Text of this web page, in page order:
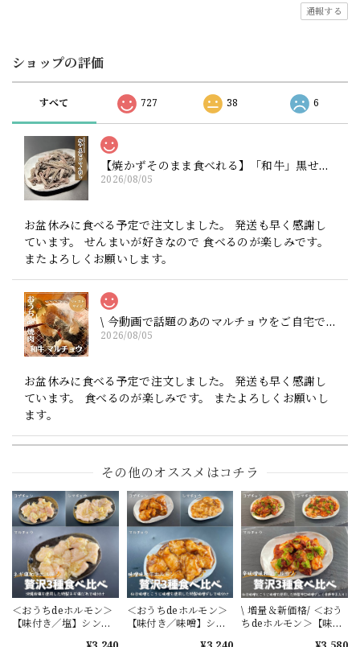
通報する
ショップの評価
すべて 727 38 6
【焼かずそのまま食べれる】「和牛」黒せんまい刺し 約80g ※酢味噌は別売りです【注意】ハマる人続出！酢味噌等を付けて食べたら止まりません（生産量が少ない為、数量制限中です）
2026/08/05
お盆休みに食べる予定で注文しました。 発送も早く感謝し
ています。 せんまいが好きなので 食べるのが楽しみです。
またよろしくお願いします。
\ 今動画で話題のあのマルチョウをご自宅で / ★井本精肉のYouTubeで焼き方動画アップしました★【ジャストサイズ】芝浦直送 和牛大トロホルモン「マルチョウ」約100g（小腸）※他のホルモンと同様に食べやすい大きさにカットしてお届けします（長くはありません）
2026/08/05
お盆休みに食べる予定で注文しました。 発送も早く感謝し
ています。 食べるのが楽しみです。 またよろしくお願いし
ます。
【ホルモンちゃんぽんに匹敵する美味さ】一人で満腹究極の「あご出汁醬油」もつ鍋セット（アルミ鍋付）全て国産！醤油ベースの出汁に和牛ホルモンとたっぷりの国産野菜が染み込みます。ボリュームがあり1.5人前ぐらいの量です。鍋も野菜も準備が大変な方は特に必食です。この商品は届いた瞬間にコンロでもつ鍋が出来ます！何も準備する必要がありません。何もかも面倒くさい方におススメです！
2026/08/05
お盆休みに食べる予定で注文しました。 発送も早く感謝し
ています。 食べるのが楽しみです。 おまけのタンもありが
とうございます。 またよろしくお願いします。
その他のオススメはコチラ
＜おうちdeホルモン＞
【味付き／塩】シン・
＜おうちdeホルモン＞
【味付き／味噌】シ
\ 増量＆新価格/ ＜おう
ちdeホルモン＞【味付